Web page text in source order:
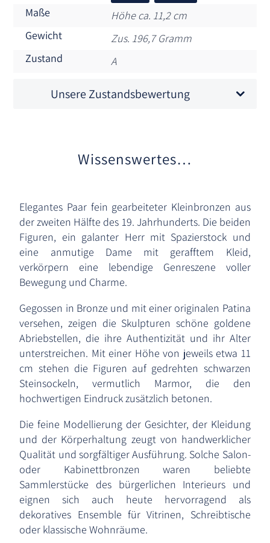
Maße
Höhe ca. 11,2 cm
Gewicht
Zus. 196,7 Gramm
Zustand
A
Unsere Zustandsbewertung
Wissenswertes…
Elegantes Paar fein gearbeiteter Kleinbronzen aus
der zweiten Hälfte des 19. Jahrhunderts. Die beiden
Figuren, ein galanter Herr mit Spazierstock und
eine anmutige Dame mit gerafftem Kleid,
verkörpern eine lebendige Genreszene voller
Bewegung und Charme.
Gegossen in Bronze und mit einer originalen Patina
versehen, zeigen die Skulpturen schöne goldene
Abriebstellen, die ihre Authentizität und ihr Alter
unterstreichen. Mit einer Höhe von jeweils etwa 11
cm stehen die Figuren auf gedrehten schwarzen
Steinsockeln, vermutlich Marmor, die den
hochwertigen Eindruck zusätzlich betonen.
Die feine Modellierung der Gesichter, der Kleidung
und der Körperhaltung zeugt von handwerklicher
Qualität und sorgfältiger Ausführung. Solche Salon-
oder Kabinettbronzen waren beliebte
Sammlerstücke des bürgerlichen Interieurs und
eignen sich auch heute hervorragend als
dekoratives Ensemble für Vitrinen, Schreibtische
oder klassische Wohnräume.